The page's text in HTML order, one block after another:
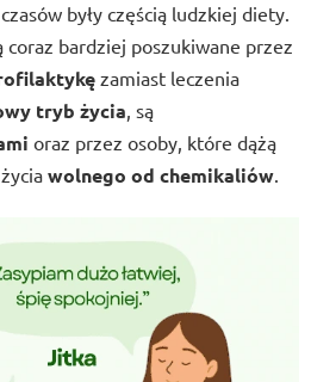
były częścią ludzkiej diety.
coraz bardziej poszukiwane przez
zamiast leczenia
tryb życia, są
oraz przez osoby, które dążą
wolnego od chemikaliów.